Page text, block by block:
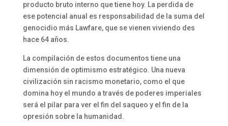
producto bruto interno que tiene hoy. La perdida de
ese potencial anual es responsabilidad de la suma del
genocidio más Lawfare, que se vienen viviendo des
hace 64 años.
La compilación de estos documentos tiene una
dimensión de optimismo estratégico. Una nueva
civilización sin racismo monetario, como el que
domina hoy el mundo a través de poderes imperiales
será el pilar para ver el fin del saqueo y el fin de la
opresión sobre la humanidad.